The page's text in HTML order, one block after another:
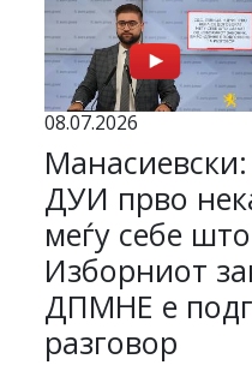
08.07.2026
ДУИ прво
меѓу себе
Изборниот
ДПМНЕ е
разговор